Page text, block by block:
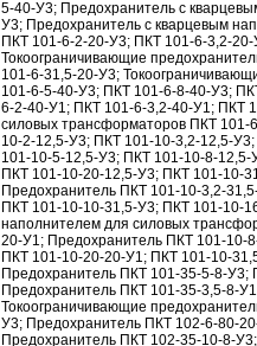
5-40-У3; Предохранитель с
У3; Предохранитель с кварцевым
ПКТ 101-6-2-20-У3; ПКТ 101-6-3,2-
Токоограничивающие
101-6-31,5-20-У3;
101-6-5-40-У3; ПКТ 101-6-8-40-У3;
6-2-40-У1; ПКТ 101-6-3,2-40-У1; ПКТ
силовых трансформаторов ПКТ
10-2-12,5-У3; ПКТ 101-10-3,2-12,5-
101-10-5-12,5-У3; ПКТ 101-10-8-
ПКТ 101-10-20-12,5-У3; ПКТ 101-10-
Предохранитель ПКТ 101-10-3,2-
ПКТ 101-10-10-31,5-У3; ПКТ 101-10-
наполнителем для силовых
20-У1; Предохранитель ПКТ 101-10-
ПКТ 101-10-20-20-У1; ПКТ 101-10-
Предохранитель ПКТ 101-35-5-8-
Предохранитель ПКТ 101-35-3,5-8-
Токоограничивающие
У3; Предохранитель ПКТ 102-6-80-
Предохранитель ПКТ 102-35-10-8-